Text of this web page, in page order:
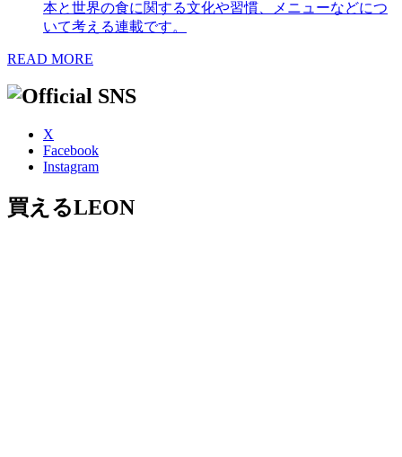
本と世界の食に関する文化や習慣、メニューなどにつ
いて考える連載です。
READ MORE
X
Facebook
Instagram
買えるLEON